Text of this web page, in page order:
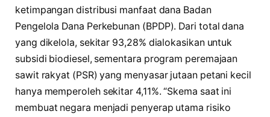
ketimpangan distribusi manfaat dana Badan
Pengelola Dana Perkebunan (BPDP). Dari total dana
yang dikelola, sekitar 93,28% dialokasikan untuk
subsidi biodiesel, sementara program peremajaan
sawit rakyat (PSR) yang menyasar jutaan petani kecil
hanya memperoleh sekitar 4,11%. “Skema saat ini
membuat negara menjadi penyerap utama risiko